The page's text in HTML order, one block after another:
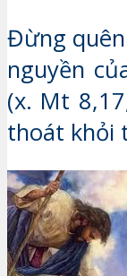
Đừng
nguyền
(x. Mt
thoát khỏi